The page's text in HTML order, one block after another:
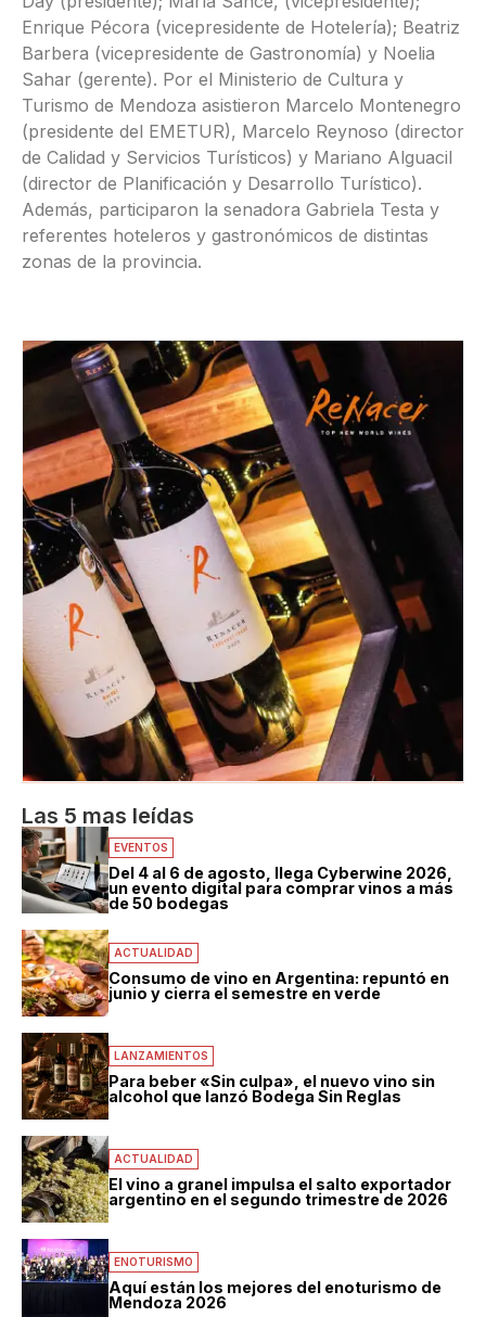
Enrique Pécora (vicepresidente de Hotelería); Beatriz
Barbera (vicepresidente de Gastronomía) y Noelia
Sahar (gerente). Por el Ministerio de Cultura y
Turismo de Mendoza asistieron Marcelo Montenegro
(presidente del EMETUR), Marcelo Reynoso (director
de Calidad y Servicios Turísticos) y Mariano Alguacil
(director de Planificación y Desarrollo Turístico).
Además, participaron la senadora Gabriela Testa y
referentes hoteleros y gastronómicos de distintas
zonas de la provincia.
Las 5 mas leídas
EVENTOS
Del 4 al 6 de agosto, llega Cyberwine 2026,
un evento digital para comprar vinos a más
de 50 bodegas
ACTUALIDAD
Consumo de vino en Argentina: repuntó en
junio y cierra el semestre en verde
LANZAMIENTOS
Para beber «Sin culpa», el nuevo vino sin
alcohol que lanzó Bodega Sin Reglas
ACTUALIDAD
El vino a granel impulsa el salto exportador
argentino en el segundo trimestre de 2026
ENOTURISMO
Aquí están los mejores del enoturismo de
Mendoza 2026